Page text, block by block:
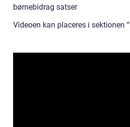
børnebidrag satser
Videoen kan placeres i sektionen “